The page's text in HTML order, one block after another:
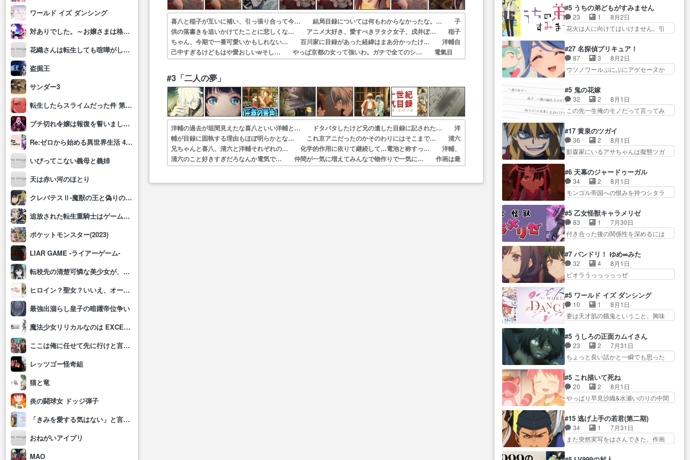
ワールド イズ ダンシング
対ありでした。～お嬢さまは格闘ゲームなんてしない～
花織さんは転生しても喧嘩がしたい
盗掘王
サンダー3
転生したらスライムだった件 第4期
ブチ切れ令嬢は報復を誓いました。 ～魔導書の力で祖国を叩き潰します～
Re:ゼロから始める異世界生活 4th season
いびってこない義母と義姉
天は赤い河のほとり
クレバテスⅡ-魔獣の王と偽りの勇者伝承-
追放された転生重騎士はゲーム知識で無双する
ポケットモンスター(2023)
LIAR GAME -ライアーゲーム-
転校先の清楚可憐な美少女が、昔男子と思って一緒に遊んだ幼馴染だった件
ヒロイン？聖女？いいえ、オールワークスメイドです(誇)！
最強出涸らし皇子の暗躍帝位争い
魔法少女リリカルなのは EXCEEDS Gun Blaze Vengeance
ここは俺に任せて先に行けと言ってから10年がたったら伝説になっていた。
レッツゴー怪奇組
猫と竜
炎の闘球女 ドッジ弾子
「きみを愛する気はない」と言った次期公爵様がなぜか溺愛してきます
おねがいアイプリ
MAO
喜八と稲子が互いに補い、引っ張り合って今… 結局目録については何もわからなかったな。… 子
供の落書きを追いかけてたことに悲しくな… アニメ大好き、愛すべきヲタク女子、戌井ぽ… 稲子
ちゃん、今期で一番可愛いかもしれない… 百川家に目録があった経緯はまあ分かったけ… 洋輔自
己中すぎるけどもはや愛おしいwそし… やっぱ京都の女って強いわ。ガチで全てのシ… 電氣目
録、争奪戦!!イナゴちゃんと空を飛… 言わずもがな安定的に絵のクオリティが高い…
#3「二人の夢」
洋輔の過去が垣間見えたな喜八といい洋輔と… ドタバタしたけど兄の遺した目録に記された… 洋
輔が目録に固執する理由もほぼ明らかとな… これ京アニだったのかそのわりにはそこまで… 清六
兄ちゃんと喜八、清六と洋輔それぞれの… 化学的作用に依りて継続して…電池と称すっ… 洋輔、
清六のこと好きすぎだろなんか電気で… 仲間が一気に増えてみんなで物作りで一気に… 作画は最
高なのに話がつまらない。やっぱ京… 天下り式に竹のフィラメントが出てきたのは…
モヤする別れ方だ… 役で出演さ
せていただきました！よろしく
お… 毎クールメインヒロインを
好きになっちゃう…
ひ… 互いが互いのことを想って
いるのにすれ違っ… 第５話をｄ
アニメストアで視聴しました。
練習したい〟と言… 本当この作
品は「キャラ」を活かすのがう
ま… みずかちゃんの介入で双子
の仲にヒビが………
ラスの弁償は求められた… 逡巡
を振り切ってみんなに謝ったララの
思い… 仕事に馴染めない辺り観
ていて苦しいところ… ララちゃ
い… ララと茉里とで初のアルバ
イト。七転八倒し… 労働するプ
リンセスえらい。プリンセスの
べて、帰りにカメ… ララが働く
事でのてんやわんや。働いて大
変… 地道に働き人と関わる日々
の中に愛を見いだ…
#5 うちの弟どもがすみません
23 1
8月2日
花火は人に向けてはいけません。引
たことなかったっけ！1… ってお
名前を見たんだけどあの中村大樹さ
ん… 糸ちゃんカッケー、色んな
意味でwゲームが… 姉から性的興
わ… テーマ：引きこもりの理由
感想は、久しぶり… 元ゲーマー
なので、はちゃめちゃ楽しく作
おかしいね(*´… 糸と源ははよ好
きおうとると言わんかい！引…
ショウくんと対等に話すためにゲー
ムをする…
#27 名探偵プリキュア！
87 3
8月2日
ウソノワールぷにぷにアゲセーヌか
争奪戦をやったと。… 記憶を取
り戻し正式に探偵事務所で働き始
め… ポワロ、元ネタを解説して
原作に誘導するの… くれあさん
ょ… ・急にクイズ番組が始まっ
たw・妖精ウソノ… るるかの助手
だった？今回が初めての探偵
レアさん探偵すぎ… 突然のポア
ロクイズは草なんよ。んで、あ
ん… 今回からついにくれあが探
偵事務所の仲間に…
#5 鬼の花嫁
32 2
8月1日
この先一生俺のモノだって言ってみ
ゼント………とは思っ… 玲夜さ
ん柚子に18年分の誕生日プレゼン
ト… 柚子は鬼龍院家から初めて
学校に通う事にな… プレゼント
レ… 玲夜さまサプライズの、こ
れまでの柚子ちゃ… 玲夜から柚
子へ17年分の誕生日&を未来に…
な… 梅原の人が18歳になるまで
の誕生プレゼン… なよなよした
男（cv石田彰）梅ちゃんがた…
#17 黄泉のツガイ
36 2
8月1日
影森家にいるアサちゃんは擬態ツガ
や気持ちを汲んで熱くな… 屋敷
にアサはいなかった逆にガブちゃん
はい… 影森の当主が際限なくツ
ガイを増やせるのに… 今回はも
怒… ユルと戦った時から伏線が
張られていたのが… しかしアサ
は、兄様に会いたいbotだと思…
アキオの… 色々とひっかけがあ
って、最終的に嫌な終わ… ゴン
ゾウが従える大量のツガイに何事か
と思…
#6 天幕のジャードゥーガル
34 2
8月1日
モンゴル帝国への恨みを持つシタラ
るのだけどいつの間にか… オゴ
タイの妃になってもその心は晴れ
ず、モ… ドレゲネの過去、宝石
だった彼女が人になり… ドレゲ
タ… 年上旦那が良い人でも、女
は宝石でただ笑っ… ダイルの儀
式の神々しさたるや。一気に空
情の言葉しか…シ… 奥様に悲し
い過去…萌え袖が可愛いね、と
思… ドレゲネとシタラ、2人だけ
の同盟が結成さ…
#5 乙女怪獣キャラメリゼ
83 1
7月30日
付き合った後の関係性を深めるには
コングなのいい味付けだ… ずっ
とメスってて何この可愛い生物。ク
ラス… 付き合い始めたら始めた
でまた違った悩みが… と一歩ず
の… ツインテールが可愛いお茶
目な妹ちゃんです… しかも過去
も重いんかいかつては自分に自
からかしらお顔が… 黒絵「怪獣
に憧れるのはいいけど自分自身
が… 素の自分はどちらなのかは
まだ不明だが見せ…
#7 バンドリ！ ゆめ∞みた
32 4
8月1日
ビオラうっっっっっぜ
ちゃん、僕っ子になってから取り戻
し… ビオラが悪魔すぎて気分が
悪くなってきたこ… 声優まとめ
ました(７話まで)仲町あられ/… ビ
wwwこ… 自信あれば評価なんて
気にしないし、充実し… ・バー
チャルだけど、みゅーたいぷ初ライ
たら歌唱シーン… の、らいぶシ
ーン＿!!­­--­­--­… それだけでええや
ん！！しかし、ビオラが仕…
#5 ワールド イズ ダンシング
10 1
8月1日
要は天才肌の餓鬼ということ。興味
かった？鬼夜叉が田楽の… 猿楽
の鬼夜叉と田楽の増次郎。小さない
ざこ… 着眼点は良くとも、先鋭
的すぎるのか。芸能… 鬼夜叉は
条… 観世座を離れ、三条坊門御
所で日々を送る鬼… 「お前(鬼夜
叉)が凄いのではなく客が凄い…
猫の動き… 登場人物の我が強
い。新しい獅子舞に拘って… 第
５話をprimevideoで視聴しまし…
#5 うしろの正面カムイさん
23 2
7月31日
ちょっと良い話かと一瞬でも思った
めてなかった？白雪碧さ… 今日
も1日お疲れ様でした～───昨晩～
今… 幼女に拾われたお市ちゃん
の恩返し。化け猫… 役にて出演
ン… トイ・ストーリーみたいな
始まり。流石に除… 猫相手にな
んでそんなに…と思ったらそう
化け猫は油が好物… 今回はあか
#5 これ描いて死ね
20 2
8月1日
やっぱり早見沙織&水瀬いのりの中間
とになってたんだっけ… 登場人
物が増えてわいわいしたところが好
き… 初コミティアで２０冊刷り
は妥当だよね。俺… 藤森さんの
#15 逃げ上手の若君(第二期)
34 1
7月31日
また突然実写をはさんできた。作画
る事と分かると水を得た… 30歳